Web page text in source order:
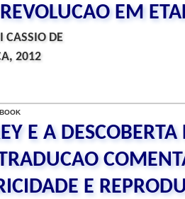
EM
CASSIO DE
2012
E A
E